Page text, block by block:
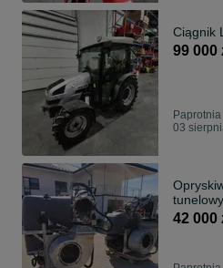
Ciągnik
99 000
Paprotnia
03
tunelowy/szkółki
Kamba
42 000